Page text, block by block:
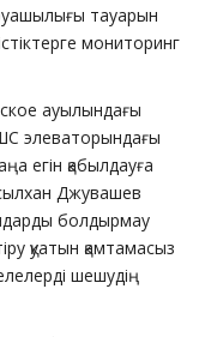
тауарын
мониторинг
ауылындағы
элеваторындағы
егін қабылдауға
Джувашев
болдырмау
қуатын қамтамасыз
шешудің